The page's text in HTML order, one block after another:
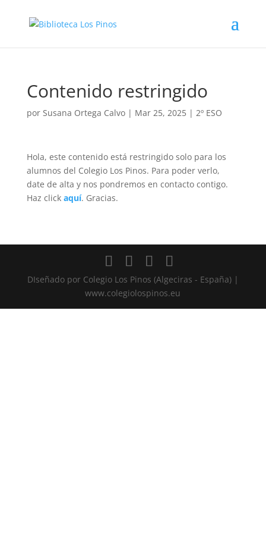
Contenido restringido
por Susana Ortega Calvo| Mar 25, 2025| 2º ESO
Hola, este contenido está restringido solo para los
alumnos del Colegio Los Pinos. Para poder verlo,
date de alta y nos pondremos en contacto contigo.
Haz click aquí. Gracias.
DIseñado por Colegio Los Pinos (Algeciras - España) |
www.colegiolospinos.eu